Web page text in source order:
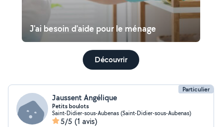
J'ai besoin d'aide pour le ménage
Découvrir
Particulier
Jaussent Angélique
Petits boulots
Saint-Didier-sous-Aubenas (Saint-Didier-sous-Aubenas)
5/5 (1 avis)